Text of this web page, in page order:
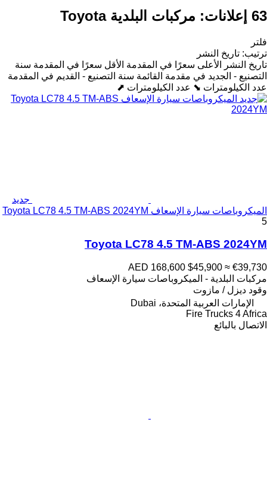
63 إعلانات: مركبات البلدية Toyota
فلتر
ترتيب: تاريخ النشر
تاريخ النشر
الأعلى سعرًا في المقدمة الأقل سعرًا في المقدمة سنة
التصنيع - الجديد في مقدمة القائمة سنة التصنيع - القديم في المقدمة
عدد الكيلومترات ⬊ عدد الكيلومترات ⬈
جديد
الميكروباصات سيارة الإسعاف Toyota LC78 4.5 TM-ABS 2024YM
5
Toyota LC78 4.5 TM-ABS 2024YM
AED 168,600 $45,900 ≈ €39,730
مركبات البلدية - الميكروباصات سيارة الإسعاف
وقود ديزل / مازوت
الإمارات العربية المتحدة، Dubai
Fire Trucks 4 Africa
الاتصال بالبائع